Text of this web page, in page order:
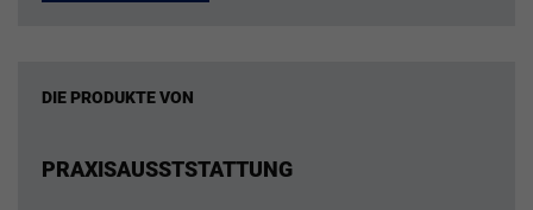
DIE PRODUKTE VON
PRAXISAUSSTSTATTUNG